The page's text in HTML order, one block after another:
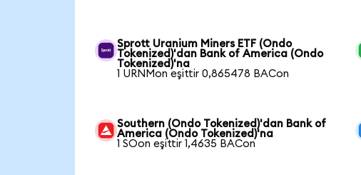
Sprott Uranium Miners ETF (Ondo
Tokenized)'dan Bank of America (Ondo
Tokenized)'na
1 URNMon eşittir 0,865478 BACon
Southern (Ondo Tokenized)'dan Bank of
America (Ondo Tokenized)'na
1 SOon eşittir 1,4635 BACon